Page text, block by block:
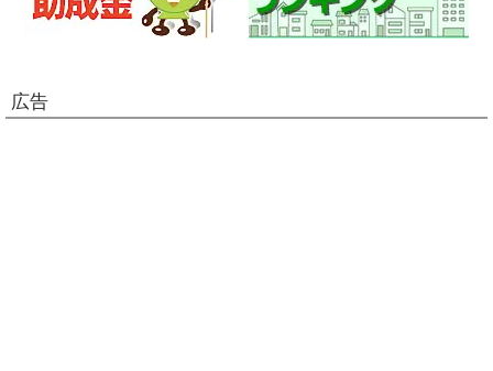
広告